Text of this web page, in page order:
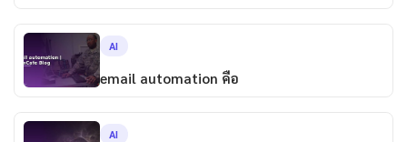
AI
email automation คือ
AI